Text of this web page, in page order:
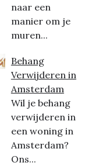
naar een
manier om je
muren...
Behang
Verwijderen in
Amsterdam
Wil je behang
verwijderen in
een woning in
Amsterdam?
Ons...